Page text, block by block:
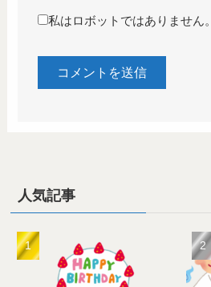
私はロボットではありません。
人気記事